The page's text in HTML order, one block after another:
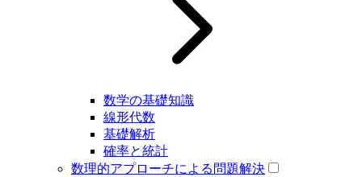
数学の基礎知識
線形代数
基礎解析
確率と統計
数理的アプローチによる問題解決